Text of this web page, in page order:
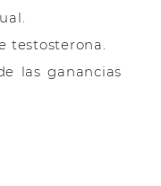
testosterona.
las ganancias